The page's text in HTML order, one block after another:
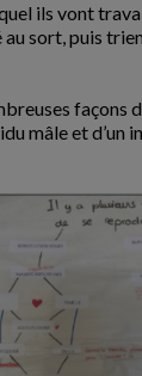
ils vont
sort, puis
façons
mâle et